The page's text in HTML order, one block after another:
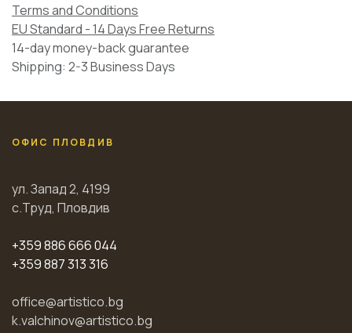
Terms and Conditions
EU Standard - 14 Days Free Returns
14-day money-back guarantee
Shipping: 2-3 Business Days
ОФИС ПЛОВДИВ
ул. Запад 2, 4199
с.Труд, Пловдив
+359 886 666 044
+359 887 313 316
office@artistico.bg
k.valchinov@artistico.bg